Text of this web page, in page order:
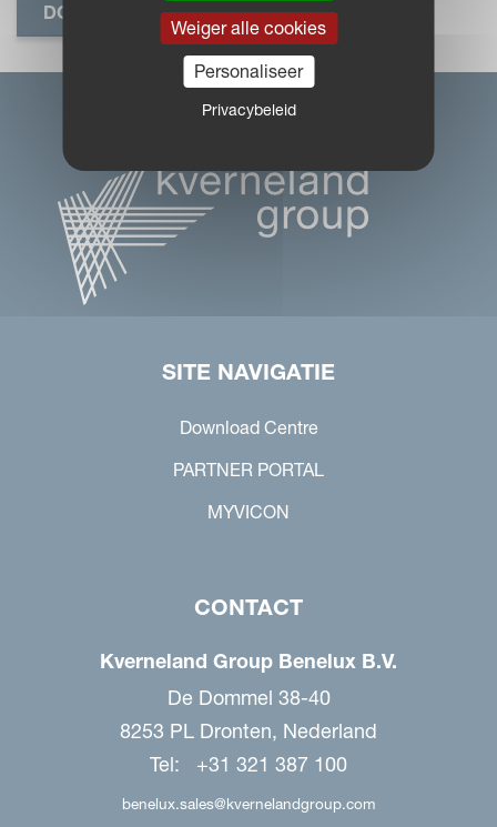
DOWNLOAD BROCHURE
SITE NAVIGATIE
Download Centre
PARTNER PORTAL
MYVICON
CONTACT
Kverneland Group Benelux B.V.
De Dommel 38-40
8253 PL Dronten, Nederland
Tel: +31 321 387 100
benelux.sales@kvernelandgroup.com
Weiger alle cookies
Personaliseer
Privacybeleid